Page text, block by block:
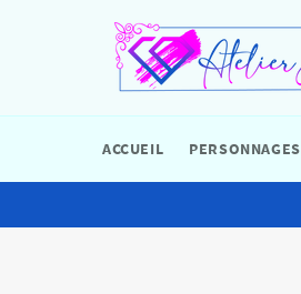
ACCUEIL PERSONNAGES